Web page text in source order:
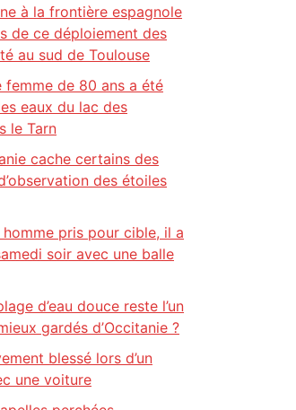
à la frontière espagnole
de ce déploiement des
au sud de Toulouse
femme de 80 ans a été
eaux du lac des
le Tarn
cache certains des
des étoiles
homme pris pour cible, il a
soir avec une balle
d’eau douce reste l’un
gardés d’Occitanie ?
blessé lors d’un
une voiture